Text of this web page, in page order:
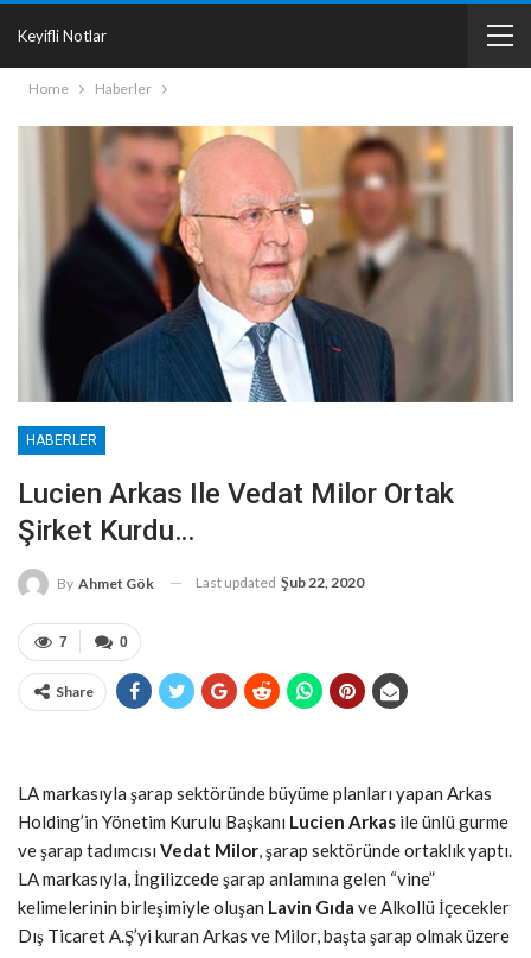
Keyifli Notlar
Home Haberler
HABERLER
Lucien Arkas Ile Vedat Milor Ortak
Şirket Kurdu…
By Ahmet Gök Last updated Şub 22, 2020
0
7
Share
LA markasıyla şarap sektöründe büyüme planları yapan Arkas
Holding’in Yönetim Kurulu Başkanı Lucien Arkas ile ünlü gurme
ve şarap tadımcısı Vedat Milor , şarap sektöründe ortaklık yaptı.
LA markasıyla, İngilizcede şarap anlamına gelen “vine”
kelimelerinin birleşimiyle oluşan Lavin Gıda ve Alkollü İçecekler
Dış Ticaret A.Ş’yi kuran Arkas ve Milor, başta şarap olmak üzere